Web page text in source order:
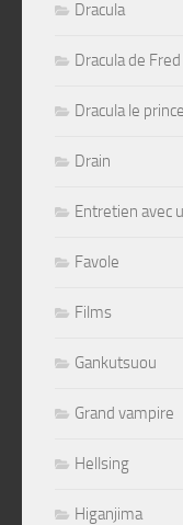
Dracula
Dracula de
Dracula le
Drain
Entretien avec
Favole
Films
Gankutsuou
Grand vampire
Hellsing
Higanjima